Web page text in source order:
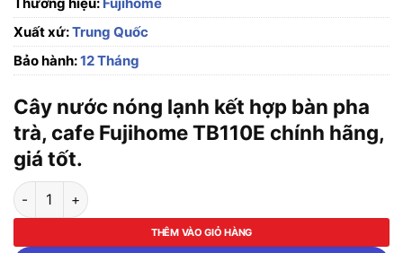
Xuất xứ:Trung Quốc
Bảo hành:12 Tháng
Cây nước nóng lạnh kết hợp bàn pha
trà, cafe Fujihome TB110E chính hãng,
giá tốt.
Cây nước nóng lạnh kết hợp bàn pha trà, cafe Fujihome
THÊM VÀO GIỎ HÀNG